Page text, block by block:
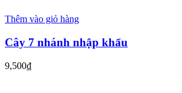
Thêm vào giỏ hàng
Cây 7 nhánh nhập khẩu
9,500₫